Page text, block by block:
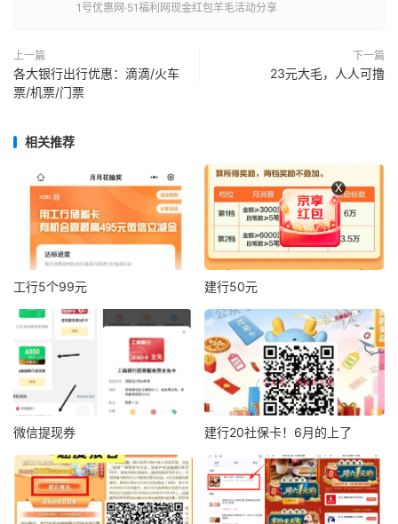
1号优惠网·51福利网现金红包羊毛活动分享
上一篇
各大银行出行优惠：滴滴/火车
票/机票/门票
下一篇
23元大毛，人人可撸
相关推荐
工行5个99元 建行50元
微信提现券 建行20社保卡！6月的上了
X